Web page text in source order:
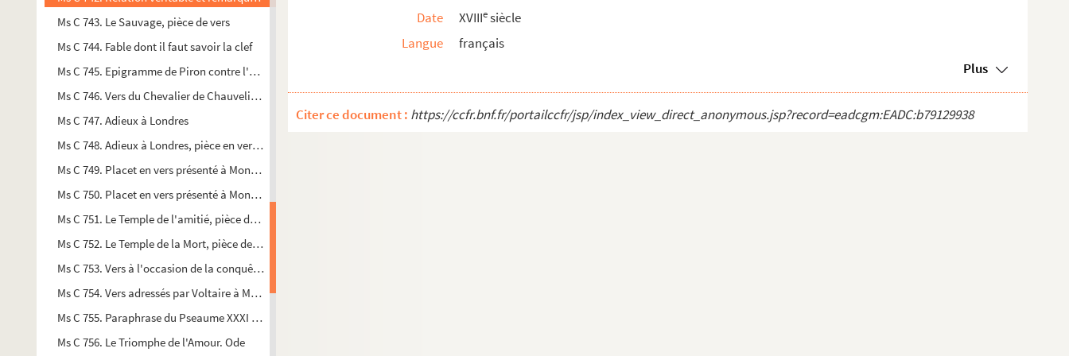
Ms C 743. Le Sauvage, pièce de vers
Ms C 744. Fable dont il faut savoir la clef
Ms C 745. Epigramme de Piron contre l'Académie française et réponse de Voltaire au Roy de Prusse sur une malad...
Ms C 746. Vers du Chevalier de Chauvelin faits en 1758
Ms C 747. Adieux à Londres
Ms C 748. Adieux à Londres, pièce en vers attribuée à Patu
Ms C 749. Placet en vers présenté à Monsieur le Comte d'Avignon par Monsieur Reynard
Ms C 750. Placet en vers présenté à Monsieur le Comte d'Avignon par Monsieur Reynard
Ms C 751. Le Temple de l'amitié, pièce de vers
Ms C 752. Le Temple de la Mort, pièce de vers
Ms C 753. Vers à l'occasion de la conquête de la Silésie par Frédéric II, roi de Prusse
Ms C 754. Vers adressés par Voltaire à Monsieur du Mais, jeune homme d'esprit et de goût
Ms C 755. Paraphrase du Pseaume XXXI en sonnets
Ms C 756. Le Triomphe de l'Amour. Ode
Date
XVIIIesiècle
Langue
français
Plus
Citer ce document : https://ccfr.bnf.fr/portailccfr/jsp/index_view_direct_anonymous.jsp?record=eadcgm:EADC:b79129938